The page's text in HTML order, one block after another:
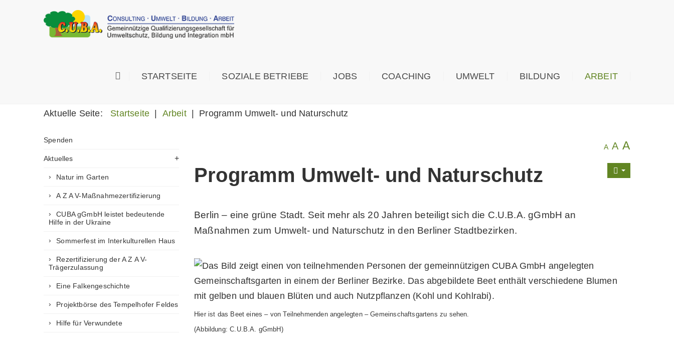
STARTSEITE SOZIALE BETRIEBE JOBS COACHING UMWELT BILDUNG ARBEIT
Aktuelle Seite: Startseite Arbeit Programm Umwelt- und Naturschutz
A A A
Programm Umwelt- und Naturschutz
Berlin – eine grüne Stadt. Seit mehr als 20 Jahren beteiligt sich die C.U.B.A. gGmbH an
Maßnahmen zum Umwelt- und Naturschutz in den Berliner Stadtbezirken.
Hier ist das Beet eines – von Teilnehmenden angelegten – Gemeinschaftsgartens zu sehen.
(Abbildung: C.U.B.A. gGmbH)
Spenden
Aktuelles
Natur im Garten
A Z A V-Maßnahmezertifizierung
CUBA gGmbH leistet bedeutende
Hilfe in der Ukraine
Sommerfest im Interkulturellen Haus
Rezertifizierung der A Z A V-
Trägerzulassung
Eine Falkengeschichte
Projektbörse des Tempelhofer Feldes
Hilfe für Verwundete